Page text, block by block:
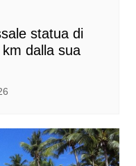
statua di
dalla sua